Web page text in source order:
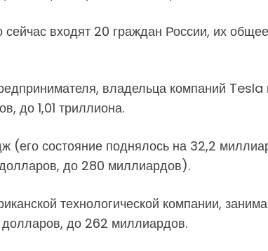
входят 20 граждан России, их
владельца компаний
до 1,01 триллиона.
состояние поднялось на 32,2
до 280 миллиардов).
технологической компании,
долларов, до 262 миллиардов.